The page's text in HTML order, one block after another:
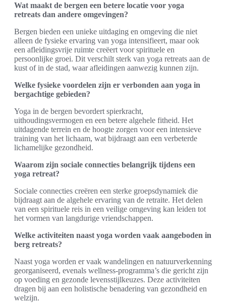
Wat maakt de bergen een betere locatie voor yoga
retreats dan andere omgevingen?
Bergen bieden een unieke uitdaging en omgeving die niet
alleen de fysieke ervaring van yoga intensifieert, maar ook
een afleidingsvrije ruimte creëert voor spirituele en
persoonlijke groei. Dit verschilt sterk van yoga retreats aan de
kust of in de stad, waar afleidingen aanwezig kunnen zijn.
Welke fysieke voordelen zijn er verbonden aan yoga in
bergachtige gebieden?
Yoga in de bergen bevordert spierkracht,
uithoudingsvermogen en een betere algehele fitheid. Het
uitdagende terrein en de hoogte zorgen voor een intensieve
training van het lichaam, wat bijdraagt aan een verbeterde
lichamelijke gezondheid.
Waarom zijn sociale connecties belangrijk tijdens een
yoga retreat?
Sociale connecties creëren een sterke groepsdynamiek die
bijdraagt aan de algehele ervaring van de retraite. Het delen
van een spirituele reis in een veilige omgeving kan leiden tot
het vormen van langdurige vriendschappen.
Welke activiteiten naast yoga worden vaak aangeboden in
berg retreats?
Naast yoga worden er vaak wandelingen en natuurverkenning
georganiseerd, evenals wellness-programma’s die gericht zijn
op voeding en gezonde levensstijlkeuzes. Deze activiteiten
dragen bij aan een holistische benadering van gezondheid en
welzijn.